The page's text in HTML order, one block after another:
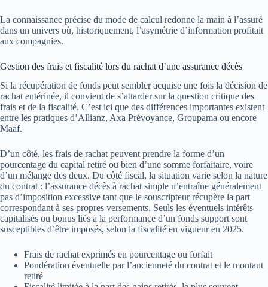
La connaissance précise du mode de calcul redonne la main à l’assuré
dans un univers où, historiquement, l’asymétrie d’information profitait
aux compagnies.
Gestion des frais et fiscalité lors du rachat d’une assurance décès
Si la récupération de fonds peut sembler acquise une fois la décision de
rachat entérinée, il convient de s’attarder sur la question critique des
frais et de la fiscalité. C’est ici que des différences importantes existent
entre les pratiques d’Allianz, Axa Prévoyance, Groupama ou encore
Maaf.
D’un côté, les frais de rachat peuvent prendre la forme d’un
pourcentage du capital retiré ou bien d’une somme forfaitaire, voire
d’un mélange des deux. Du côté fiscal, la situation varie selon la nature
du contrat : l’assurance décès à rachat simple n’entraîne généralement
pas d’imposition excessive tant que le souscripteur récupère la part
correspondant à ses propres versements. Seuls les éventuels intérêts
capitalisés ou bonus liés à la performance d’un fonds support sont
susceptibles d’être imposés, selon la fiscalité en vigueur en 2025.
Frais de rachat exprimés en pourcentage ou forfait
Pondération éventuelle par l’ancienneté du contrat et le montant
retiré